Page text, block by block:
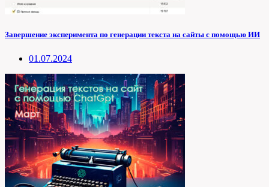
Завершение эксперимента по генерации текста на сайты с помощью ИИ
01.07.2024